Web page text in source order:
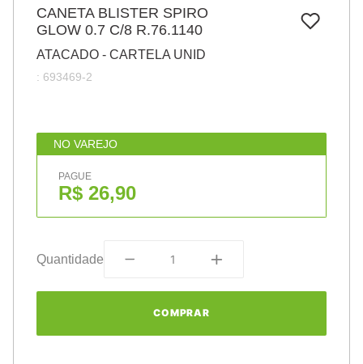
CANETA BLISTER SPIRO
GLOW 0.7 C/8 R.76.1140
ATACADO - CARTELA UNID
: 693469-2
NO VAREJO
PAGUE
R$ 26,90
Quantidade
COMPRAR
papel